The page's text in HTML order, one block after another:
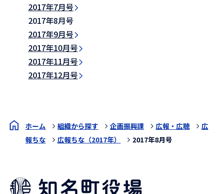
2017年7月号
2017年8月号
2017年9月号
2017年10月号
2017年11月号
2017年12月号
ホーム 組織から探す 企画振興課 広報・広聴
広
報ちな
広報ちな（2017年） 2017年8月号